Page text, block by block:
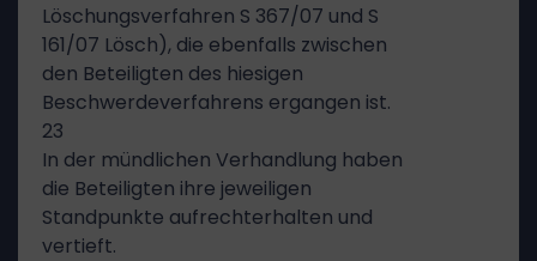
Löschungsverfahren S 367/07 und S
161/07 Lösch), die ebenfalls zwischen
den Beteiligten des hiesigen
Beschwerdeverfahrens ergangen ist.
23
In der mündlichen Verhandlung haben
die Beteiligten ihre jeweiligen
Standpunkte aufrechterhalten und
vertieft.